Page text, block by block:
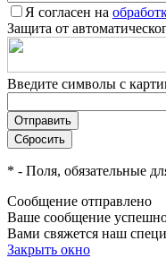
Я согласен на
Защита от
Введите символы с
* - Поля, обязательные
Сообщение отправлено
Ваше сообщение
Вами свяжется наш
Закрыть окно